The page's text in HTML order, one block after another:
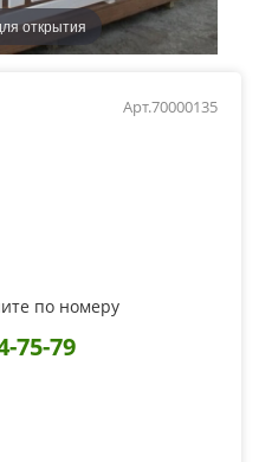
открытия
Арт.70000135
по номеру
75-79